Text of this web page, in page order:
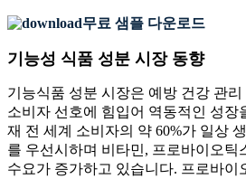
무료 샘플 다운로드
기능성 식품 성분 시장 동향
기능식품 성분 시장은 예방 건강 관
소비자 선호에 힘입어 역동적인 성장
재 전 세계 소비자의 약 60%가 일상
를 우선시하며 비타민, 프로바이오틱
수요가 증가하고 있습니다. 프로바이